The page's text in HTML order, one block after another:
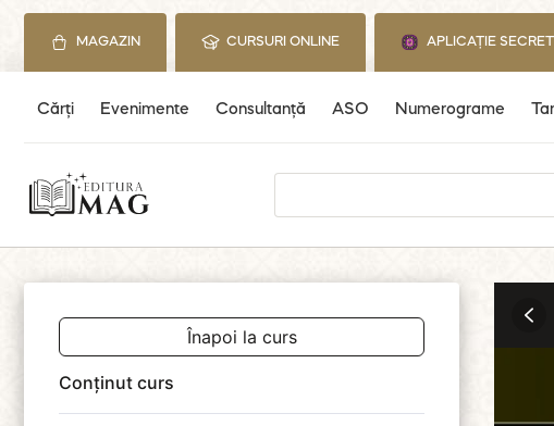
Skip
content
MAGAZIN CURSURI ONLINE APLICAȚIE
Cărți Evenimente Consultanță ASO Numerograme
Search
Înapoi la curs
Conținut curs